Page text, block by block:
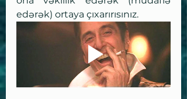
edərək) ortaya çıxarırısınız.